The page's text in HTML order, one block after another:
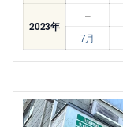
2023年
–
7月